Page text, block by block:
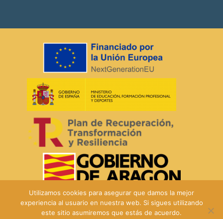
Utilizamos cookies para asegurar que damos la mejor
experiencia al usuario en nuestra web. Si sigues utilizando
este sitio asumiremos que estás de acuerdo.